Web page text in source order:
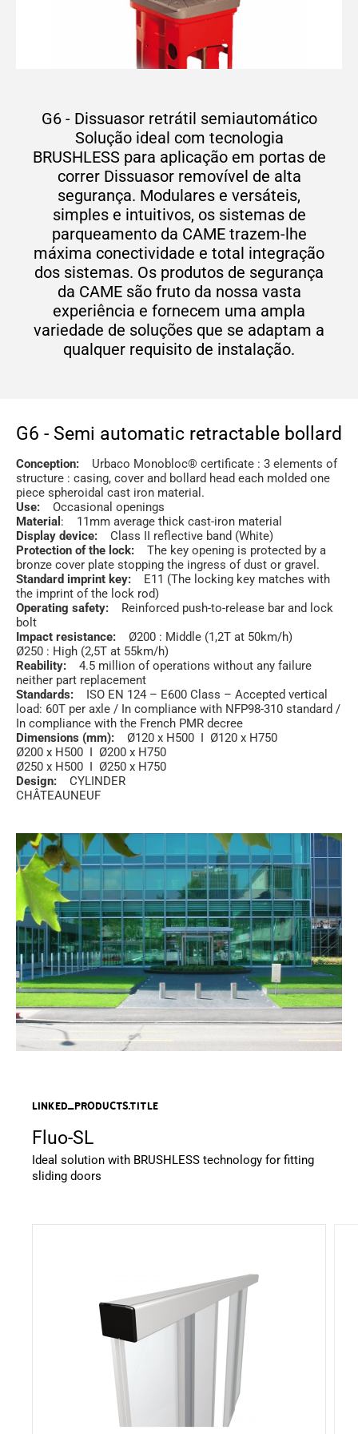
G6 - Dissuasor retrátil semiautomático
Solução ideal com tecnologia
BRUSHLESS para aplicação em portas de
correr Dissuasor removível de alta
segurança. Modulares e versáteis,
simples e intuitivos, os sistemas de
parqueamento da CAME trazem-lhe
máxima conectividade e total integração
dos sistemas. Os produtos de segurança
da CAME são fruto da nossa vasta
experiência e fornecem uma ampla
variedade de soluções que se adaptam a
qualquer requisito de instalação.
G6 - Semi automatic retractable bollard
Conception:
Urbaco Monobloc® certificate : 3 elements of
structure : casing, cover and bollard head each molded one
piece spheroidal cast iron material.
Use:
Occasional openings
Material : 11mm average thick cast-iron material
Display device:
Class II reflective band (White)
Protection of the lock: The key opening is protected by a
bronze cover plate stopping the ingress of dust or gravel.
Standard imprint key: E11 (The locking key matches with
the imprint of the lock rod)
Operating safety:
Reinforced push-to-release bar and lock
bolt
Impact resistance:
Ø200 : Middle (1,2T at 50km/h)
Ø250 : High (2,5T at 55km/h)
Reability: 4.5 million of operations without any failure
neither part replacement
Standards:
ISO EN 124 – E600 Class – Accepted vertical
load: 60T per axle / In compliance with NFP98-310 standard /
In compliance with the French PMR decree
Dimensions (mm):
Ø120 x H500 I Ø120 x H750
Ø200 x H500 I Ø200 x H750
Ø250 x H500 I Ø250 x H750
Design:
CYLINDER
CHÂTEAUNEUF
linked_products.title
Fluo-SL
Ideal solution with BRUSHLESS technology for fitting
sliding doors